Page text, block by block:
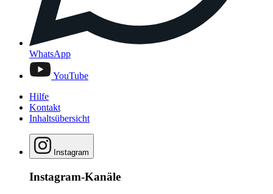
WhatsApp
YouTube
Hilfe
Kontakt
Inhaltsübersicht
Instagram
Instagram-Kanäle